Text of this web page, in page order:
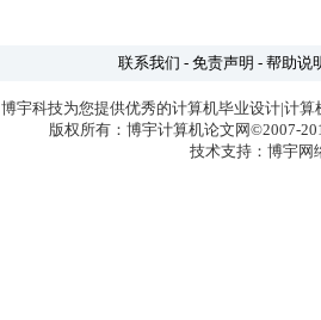
联系我们 - 免责声明 - 帮助说
博宇科技为您提供优秀的计算机毕业设计|计
版权所有：博宇计算机论文网©2007-
技术支持：博宇网